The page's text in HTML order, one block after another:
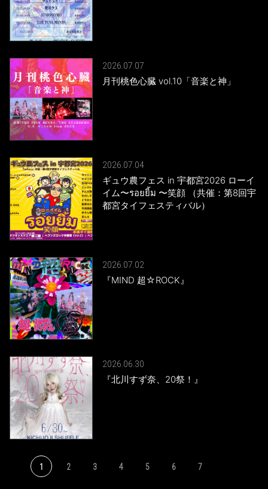
2026.07.07
月刊桃色心臓 vol.10「音楽と神」
2026.07.04
ギュウ農フェス in 宇都宮2026 ローイ
イム〜รอยยิ้ม 〜笑顔 （共催：第8回宇
都宮タイフェスティバル）
2026.07.02
『MIND 超☆ROCK』
2026.06.30
『北川すず奈、20祭！』
1 2 3 4 5 6 7